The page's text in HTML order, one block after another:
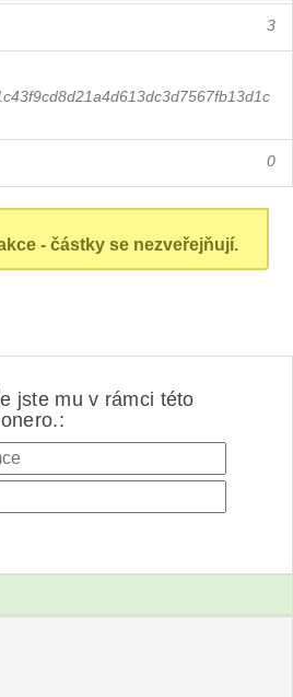
3
0
- částky se nezveřejňují.
jste mu v rámci této